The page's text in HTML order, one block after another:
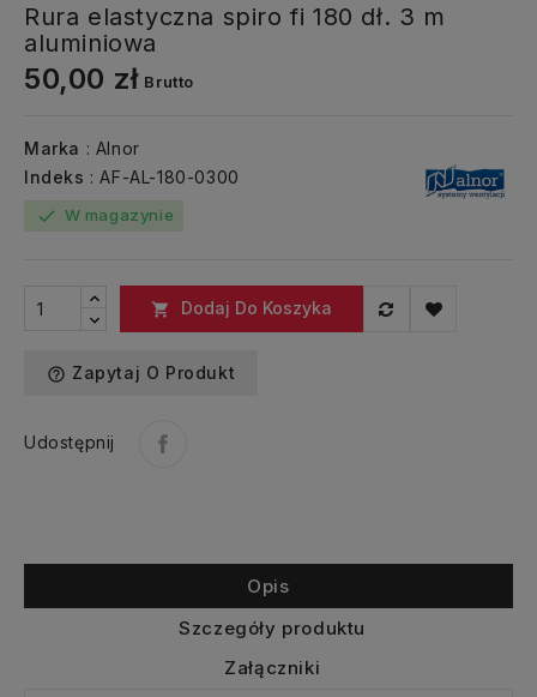
Rura elastyczna spiro fi 180 dł. 3 m
aluminiowa
50,00 zł Brutto
Marka : Alnor
Indeks : AF-AL-180-0300
check W magazynie
 Dodaj Do Koszyka
help_outline Zapytaj O Produkt
Udostępnij
Opis
Szczegóły produktu
Załączniki